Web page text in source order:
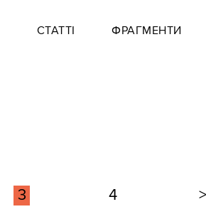
СТАТТІ ФРАГМЕНТИ
3 4 >